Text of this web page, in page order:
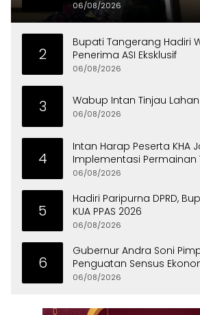
06/08/2026
2
Bupati Tangerang Hadiri
Penerima ASI Eksklusif
06/08/2026
3 Wabup Intan Tinjau Lahan
06/08/2026
4
Intan Harap Peserta KHA
Implementasi Permainan
06/08/2026
5
Hadiri Paripurna DPRD,
KUA PPAS 2026
06/08/2026
6
Gubernur Andra Soni
Penguatan Sensus
Banten
06/08/2026